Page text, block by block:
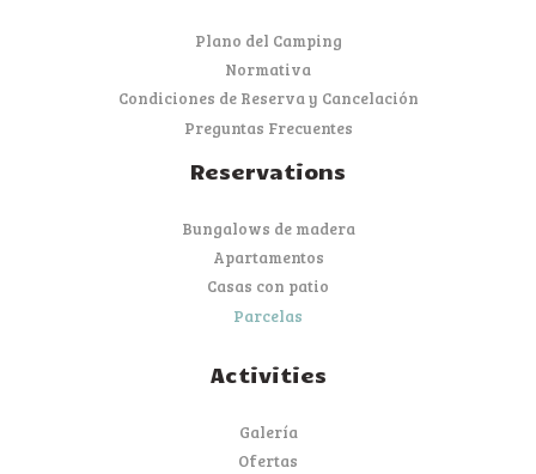
Plano del Camping
Normativa
Condiciones de Reserva y Cancelación
Preguntas Frecuentes
Reservations
Bungalows de madera
Apartamentos
Casas con patio
Parcelas
Activities
Galería
Ofertas